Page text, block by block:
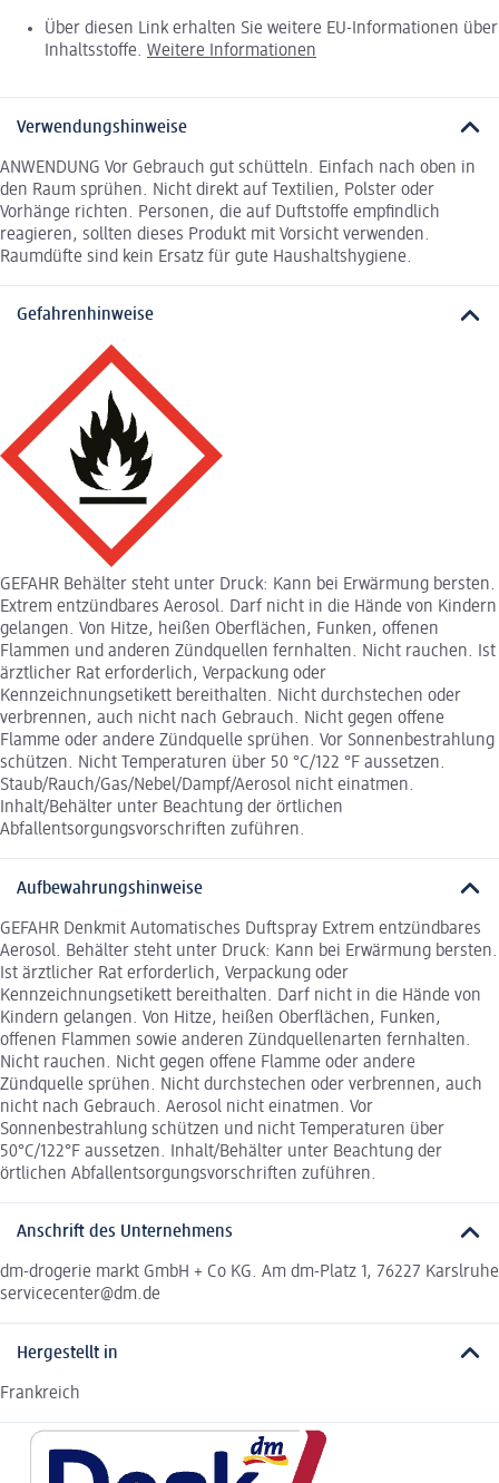
Über diesen Link erhalten Sie weitere EU-Informationen über
Inhaltsstoffe. Weitere Informationen
Verwendungshinweise
ANWENDUNG Vor Gebrauch gut schütteln. Einfach nach oben in
den Raum sprühen. Nicht direkt auf Textilien, Polster oder
Vorhänge richten. Personen, die auf Duftstoffe empfindlich
reagieren, sollten dieses Produkt mit Vorsicht verwenden.
Raumdüfte sind kein Ersatz für gute Haushaltshygiene.
Gefahrenhinweise
GEFAHR Behälter steht unter Druck: Kann bei Erwärmung bersten.
Extrem entzündbares Aerosol. Darf nicht in die Hände von Kindern
gelangen. Von Hitze, heißen Oberflächen, Funken, offenen
Flammen und anderen Zündquellen fernhalten. Nicht rauchen. Ist
ärztlicher Rat erforderlich, Verpackung oder
Kennzeichnungsetikett bereithalten. Nicht durchstechen oder
verbrennen, auch nicht nach Gebrauch. Nicht gegen offene
Flamme oder andere Zündquelle sprühen. Vor Sonnenbestrahlung
schützen. Nicht Temperaturen über 50 °C/122 °F aussetzen.
Staub/Rauch/Gas/Nebel/Dampf/Aerosol nicht einatmen.
Inhalt/Behälter unter Beachtung der örtlichen
Abfallentsorgungsvorschriften zuführen.
Aufbewahrungshinweise
GEFAHR Denkmit Automatisches Duftspray Extrem entzündbares
Aerosol. Behälter steht unter Druck: Kann bei Erwärmung bersten.
Ist ärztlicher Rat erforderlich, Verpackung oder
Kennzeichnungsetikett bereithalten. Darf nicht in die Hände von
Kindern gelangen. Von Hitze, heißen Oberflächen, Funken,
offenen Flammen sowie anderen Zündquellenarten fernhalten.
Nicht rauchen. Nicht gegen offene Flamme oder andere
Zündquelle sprühen. Nicht durchstechen oder verbrennen, auch
nicht nach Gebrauch. Aerosol nicht einatmen. Vor
Sonnenbestrahlung schützen und nicht Temperaturen über
50°C/122°F aussetzen. Inhalt/Behälter unter Beachtung der
örtlichen Abfallentsorgungsvorschriften zuführen.
Anschrift des Unternehmens
dm-drogerie markt GmbH + Co KG. Am dm-Platz 1, 76227 Karslruhe
servicecenter@dm.de
Hergestellt in
Frankreich